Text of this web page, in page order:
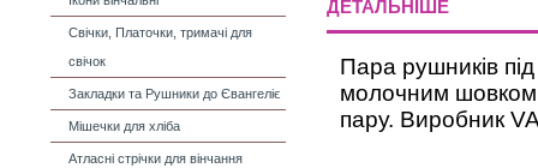
Свічки, Платочки, тримачі для
свічок
Закладки та Рушники до Євангеліє
Мішечки для хліба
Атласні стрічки для вінчання
ДЕТАЛЬНІШЕ
Пара рушників
молочним
пару. Виробник